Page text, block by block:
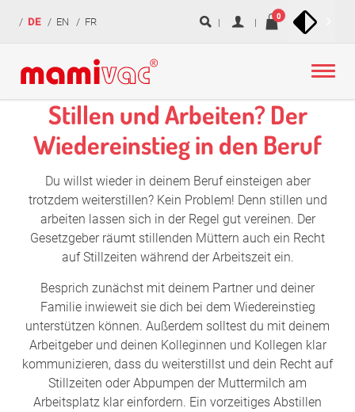
Navigation
Inhalt
Fußzeile
DE EN FR
überspringen
0
Stillen und Arbeiten? Der
Wiedereinstieg in den Beruf
Du willst wieder in deinem Beruf einsteigen aber
trotzdem weiterstillen? Kein Problem! Denn stillen und
arbeiten lassen sich in der Regel gut vereinen. Der
Gesetzgeber räumt stillenden Müttern auch ein Recht
auf Stillzeiten während der Arbeitszeit ein.
Besprich zunächst mit deinem Partner und deiner
Familie inwieweit sie dich bei dem Wiedereinstieg
unterstützen können. Außerdem solltest du mit deinem
Arbeitgeber und deinen Kolleginnen und Kollegen klar
kommunizieren, dass du weiterstillst und dein Recht auf
Stillzeiten oder Abpumpen der Muttermilch am
Arbeitsplatz klar einfordern. Ein vorzeitiges Abstillen